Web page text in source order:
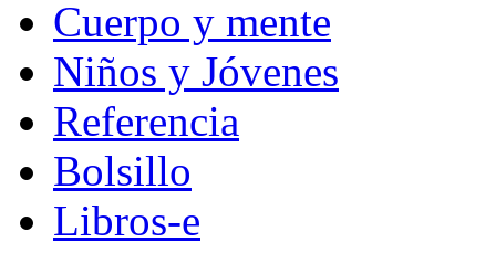
Cuerpo y mente
Niños y Jóvenes
Referencia
Bolsillo
Libros-e